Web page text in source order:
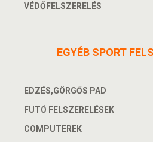
VÉDŐFELSZERELÉS
EGYÉB SPORT
EDZÉS,GÖRGŐS PAD
FUTÓ FELSZERELÉSEK
COMPUTEREK